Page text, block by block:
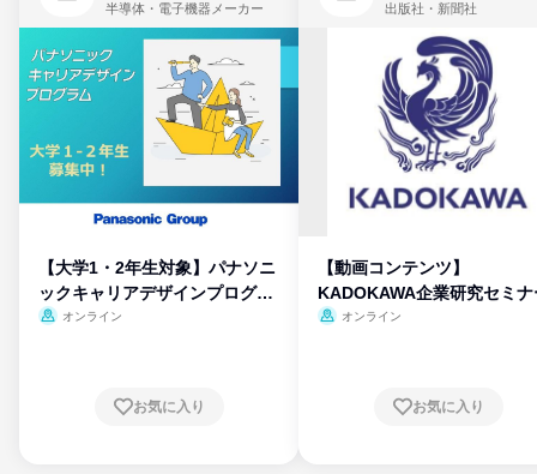
半導体・電子機器メーカー
【大学1・2年生対象】パナソニ
ックキャリアデザインプログラ
ム
オンライン
お気に入り
出版社・新聞社
【動画コンテンツ】
KADOKAWA企業研究セミナ
オンライン
お気に入り